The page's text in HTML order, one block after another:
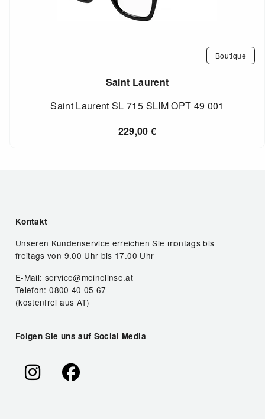
Boutique
Saint Laurent
Saint Laurent SL 715 SLIM OPT 49 001
229,00€
Kontakt
Unseren Kundenservice erreichen Sie montags bis
freitags von 9.00 Uhr bis 17.00 Uhr
E-Mail: service@meinelinse.at
Telefon: 0800 40 05 67
(kostenfrei aus AT)
Folgen Sie uns auf Social Media